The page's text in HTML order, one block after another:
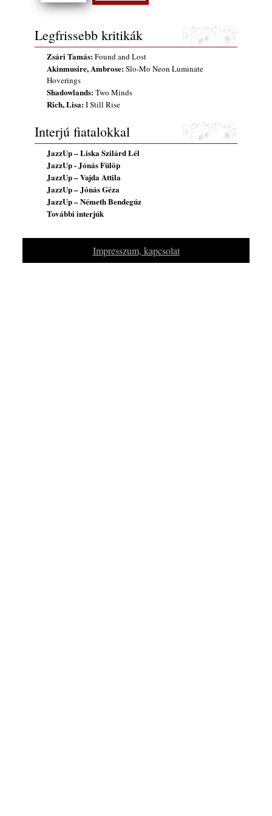
gyermekeik – 42. rész: Vörös László +
2026. július 30.
The Next Generation — 11. rész: Horváth
Szabolcs
2026. július 25.
Eged Márton: Old Songs
2026. július 25.
FREE JAZZ ALBUMS 2026 - 134. rész
2026. július 16.
A free jazz kiemelkedő alakjai - 79. rész:
Marion Brown
2026. július 13.
Legfrissebb kritikák
Zsári Tamás:Found and Lost
Akinmusire, Ambrose:Slo-Mo Neon Luminate
Hoverings
Shadowlands:Two Minds
Rich, Lisa:I Still Rise
Interjú fiatalokkal
JazzUp – Liska Szilárd Lél
JazzUp - Jónás Fülöp
JazzUp – Vajda Attila
JazzUp – Jónás Géza
JazzUp – Németh Bendegúz
További interjúk
Impresszum, kapcsolat